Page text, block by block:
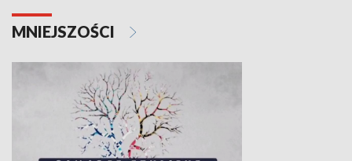
MNIEJSZOŚCI